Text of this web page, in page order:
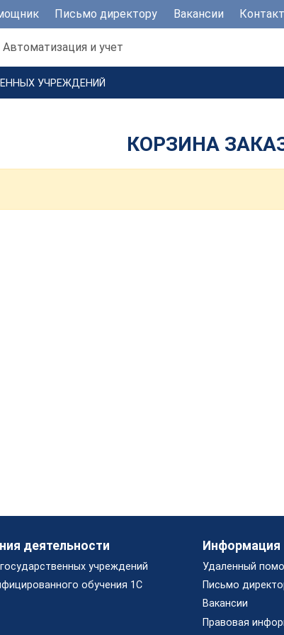
Письмо директору Вакансии
Автоматизация и учет
УЧРЕЖДЕНИЙ
КОРЗИНА
деятельности
учреждений
обучения 1С
Информация
Удаленный
Письмо
Вакансии
Правовая